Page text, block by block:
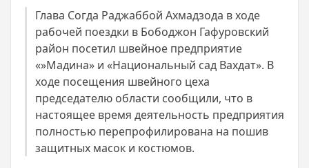
Глава Согда Раджаббой Ахмадзода в ходе
рабочей поездки в Бободжон Гафуровский
район посетил швейное предприятие
«»Мадина» и «Национальный сад Вахдат». В
ходе посещения швейного цеха
председателю области сообщили, что в
настоящее время деятельность предприятия
полностью перепрофилирована на пошив
защитных масок и костюмов.